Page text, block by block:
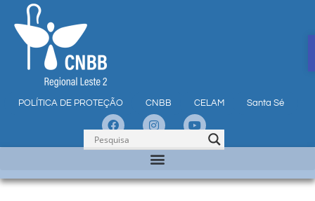
POLÍTICA DE PROTEÇÃO CNBB CELAM Santa Sé